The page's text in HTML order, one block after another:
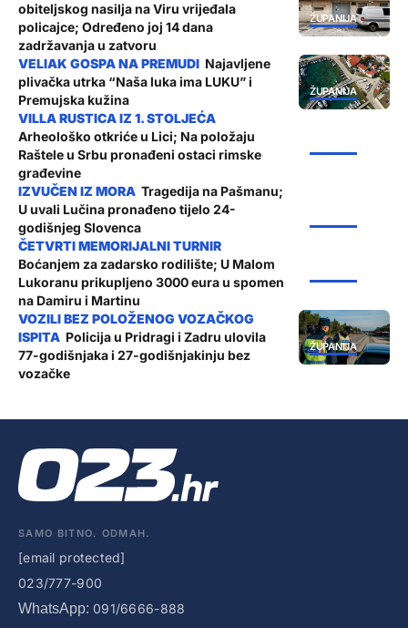
ŽUPANIJA
obiteljskog nasilja na Viru vrijeđala
policajce; Određeno joj 14 dana
zadržavanja u zatvoru
ŽUPANIJA
Najavljene
plivačka utrka “Naša luka ima LUKU” i
Premujska kužina
Arheološko otkriće u Lici; Na položaju
Raštele u Srbu pronađeni ostaci rimske
građevine
Tragedija na Pašmanu;
U uvali Lučina pronađeno tijelo 24-
godišnjeg Slovenca
Boćanjem za zadarsko rodilište; U Malom
Lukoranu prikupljeno 3000 eura u spomen
na Damiru i Martinu
ŽUPANIJA
Policija u Pridragi i Zadru ulovila
77-godišnjaka i 27-godišnjakinju bez
vozačke
SAMO BITNO. ODMAH.
[email protected]
023/777-900
WhatsApp: 091/6666-888